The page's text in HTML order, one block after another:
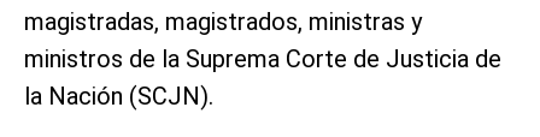
magistradas, magistrados, ministras y
ministros de la Suprema Corte de Justicia de
la Nación (SCJN).